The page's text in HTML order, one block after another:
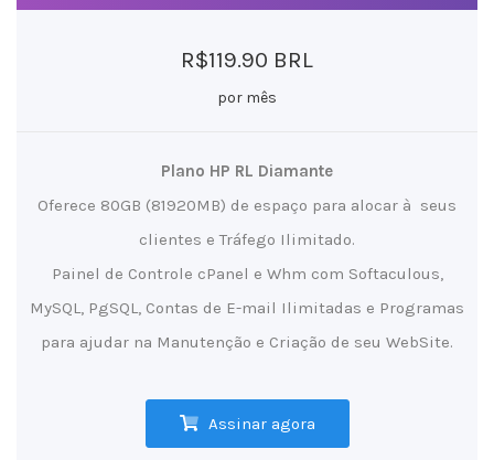
R$119.90 BRL
por mês
Plano HP RL Diamante
Oferece 80GB (81920MB) de espaço para alocar à seus
clientes e Tráfego Ilimitado.
Painel de Controle cPanel e Whm com Softaculous,
MySQL, PgSQL, Contas de E-mail Ilimitadas e Programas
para ajudar na Manutenção e Criação de seu WebSite.
Assinar agora